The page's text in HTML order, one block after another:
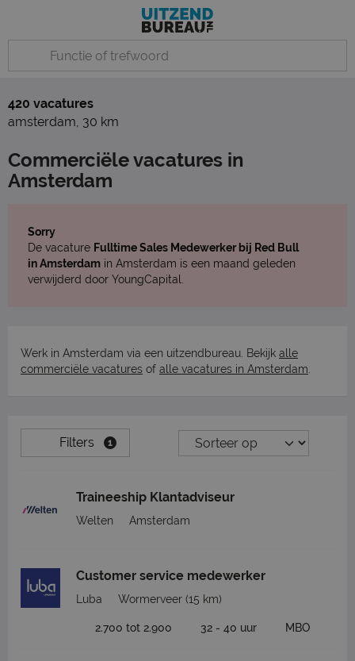
420 vacatures
amsterdam, 30 km
Commerciële vacatures in
Amsterdam
Sorry
De vacature Fulltime Sales Medewerker bij Red Bull
in Amsterdam in Amsterdam is een maand geleden
verwijderd door YoungCapital.
Werk in Amsterdam via een uitzendbureau. Bekijk alle
commerciële vacatures of alle vacatures in Amsterdam
Filters 1
Traineeship Klantadviseur
Welten Amsterdam
Customer service medewerker
Luba Wormerveer (15 km)
2.700 tot 2.900 32 - 40 uur MBO